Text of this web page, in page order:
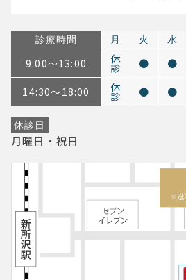
診療時間 月 火 水
9:00～13:00 休
診 ● ●
14:30～18:00 休
診 ● ●
休診日
月曜日・祝日